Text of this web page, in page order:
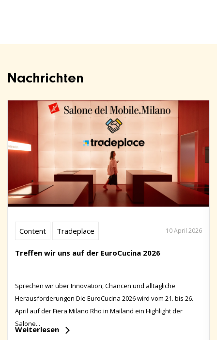
Nachrichten
Content Tradeplace 10 April 2026
Treffen wir uns auf der EuroCucina 2026
Sprechen wir über Innovation, Chancen und alltägliche
Herausforderungen Die EuroCucina 2026 wird vom 21. bis 26.
April auf der Fiera Milano Rho in Mailand ein Highlight der
Salone...
Weiterlesen